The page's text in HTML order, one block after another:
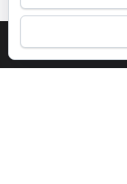
Funciona